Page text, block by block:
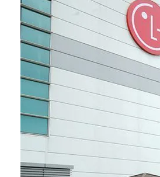
mangđến chất lượng h ìnhảnh v ượt trội
củaLG 77B5PSAchính là công nghệ
ần thiết, tạo n ên màu âu tuyệt đối
ảnh phim tốiđược tái hi ện chân th
ắc nét dù ng ời xem ngồi ở bất kỳ g
ý AI m ạnh mẽ gi úp tốiưu chất l
ân tích n ội dungđang phátđ
ời dùng luôn có ợc trải nghiệm